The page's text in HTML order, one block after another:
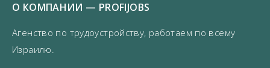
О КОМПАНИИ — PROFIJOBS
Агенство по трудоустройству, работаем по всему
Израилю.